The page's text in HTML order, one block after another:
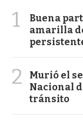
1
Buena
amarilla
2
Murió el
Nacional
tránsito